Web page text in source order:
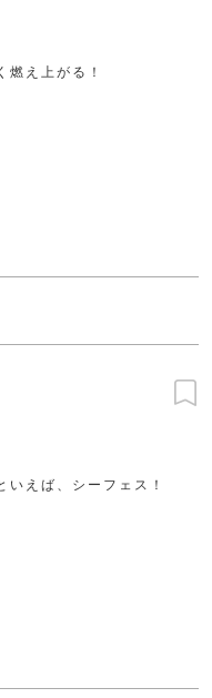
燃え上がる！
いえば、シーフェス！